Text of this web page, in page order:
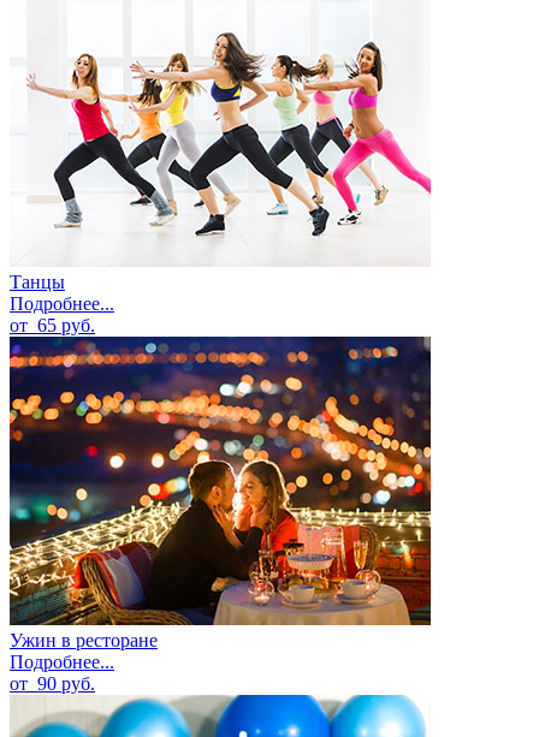
Танцы
Подробнее...
от 65 руб.
Ужин в ресторане
Подробнее...
от 90 руб.